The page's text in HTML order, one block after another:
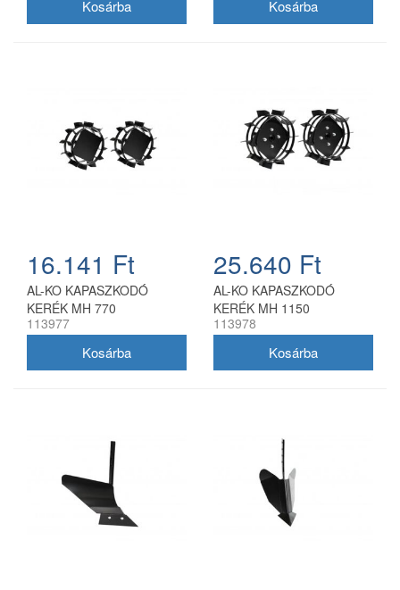
16.141 Ft
AL-KO KAPASZKODÓ
KERÉK MH 770
113977
25.640 Ft
AL-KO KAPASZKODÓ
KERÉK MH 1150
113978